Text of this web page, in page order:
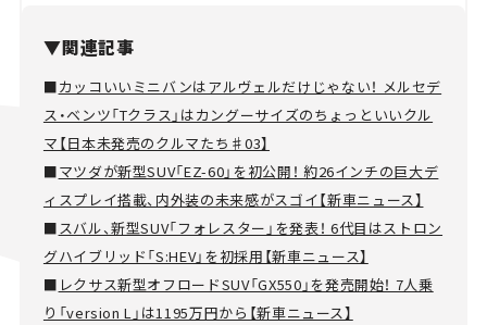
▼関連記事
■カッコいいミニバンはアルヴェルだけじゃない！ メルセデ
ス・ベンツ「Tクラス」はカングーサイズのちょっといいクル
マ【日本未発売のクルマたち♯03】
■マツダが新型SUV「EZ-60」を初公開！ 約26インチの巨大デ
ィスプレイ搭載、内外装の未来感がスゴイ【新車ニュース】
■スバル、新型SUV「フォレスター」を発表！ 6代目はストロン
グハイブリッド「S:HEV」を初採用【新車ニュース】
■ レクサス新型オフロードSUV「GX550」を発売開始！ 7人乗
り「version L」は1195万円から【新車ニュース】